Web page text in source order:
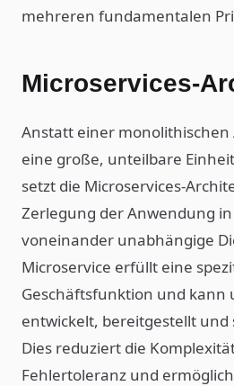
mehreren fundamentalen
Microservices-
Anstatt einer monolithischen
eine große, unteilbare
setzt die Microservices-
Zerlegung der Anwendung
voneinander unabhängige
Microservice erfüllt eine
Geschäftsfunktion und kann
entwickelt, bereitgestellt und
Dies reduziert die
Fehlertoleranz und